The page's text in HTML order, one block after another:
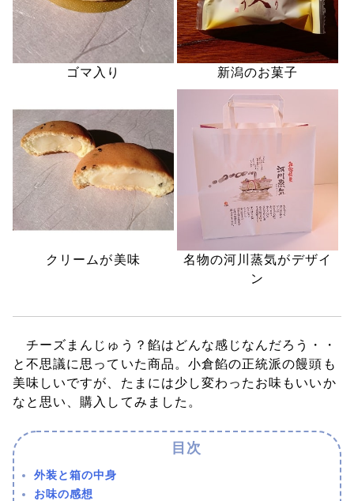
ゴマ入り 新潟のお菓子
クリームが美味
名物の河川蒸気がデザイ
ン
チーズまんじゅう？餡はどんな感じなんだろう・・
と不思議に思っていた商品。小倉餡の正統派の饅頭も
美味しいですが、たまには少し変わったお味もいいか
なと思い、購入してみました。
外装と箱の中身
お味の感想